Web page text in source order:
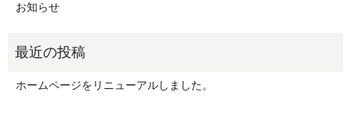
お知らせ
ホームページをリニューアルしました。